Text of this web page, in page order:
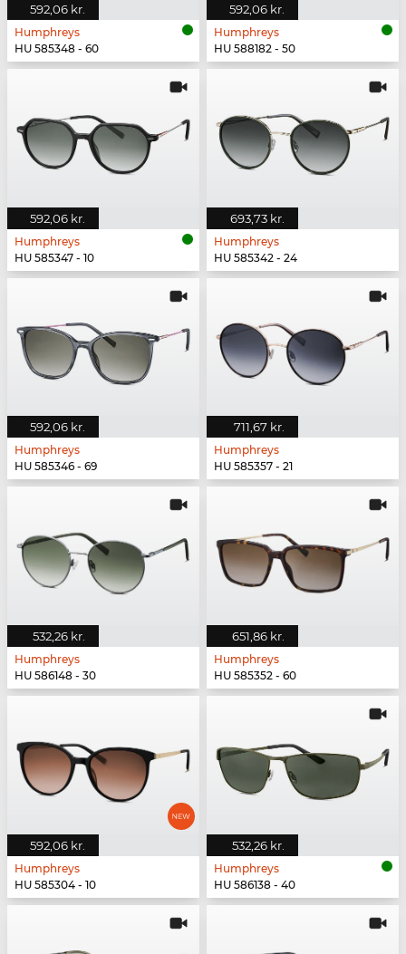
592,06 kr.
Humphreys
HU 585348 - 60
592,06 kr.
Humphreys
HU 588182 - 50
592,06 kr.
Humphreys
HU 585347 - 10
693,73 kr.
Humphreys
HU 585342 - 24
592,06 kr.
Humphreys
HU 585346 - 69
711,67 kr.
Humphreys
HU 585357 - 21
532,26 kr.
Humphreys
HU 586148 - 30
651,86 kr.
Humphreys
HU 585352 - 60
592,06 kr.
Humphreys
HU 585304 - 10
532,26 kr.
Humphreys
HU 586138 - 40